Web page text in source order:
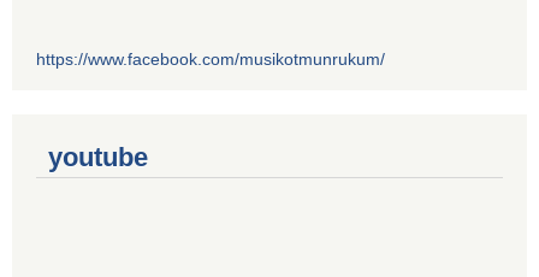
https://www.facebook.com/musikotmunrukum/
youtube